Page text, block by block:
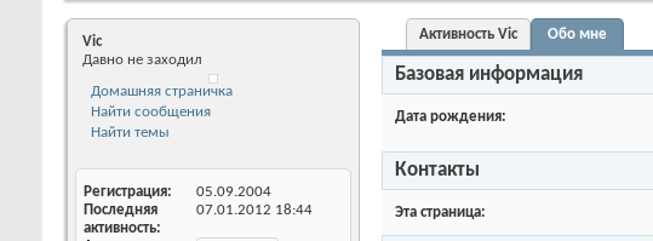
Vic
Давно не заходил
Домашняя страничка
Найти сообщения
Активность Vic Обо мне
Базовая информация
Дата рождения
Контакты
Эта страница